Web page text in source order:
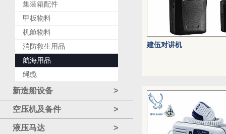
集装箱配件
甲板物料
机舱物料
消防救生用品
航海用品
绳缆
新造船设备 >
空压机及备件 >
液压马达 >
建伍对讲机